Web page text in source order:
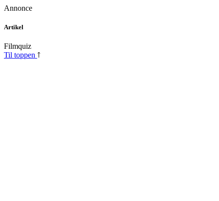
Annonce
Skip
content
Artikel
Filmquiz
Til toppen